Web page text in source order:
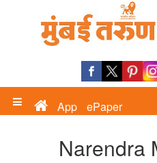
App ePaper
Narendra